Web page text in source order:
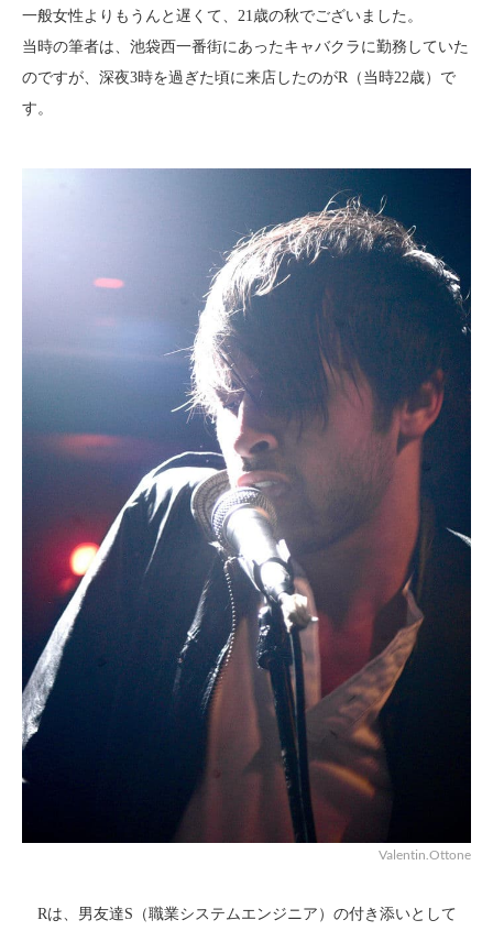
一般女性よりもうんと遅くて、21歳の秋でございました。
当時の筆者は、池袋西一番街にあったキャバクラに勤務していた
のですが、深夜3時を過ぎた頃に来店したのがR（当時22歳）で
す。
Valentin.Ottone
Rは、男友達S（職業システムエンジニア）の付き添いとして